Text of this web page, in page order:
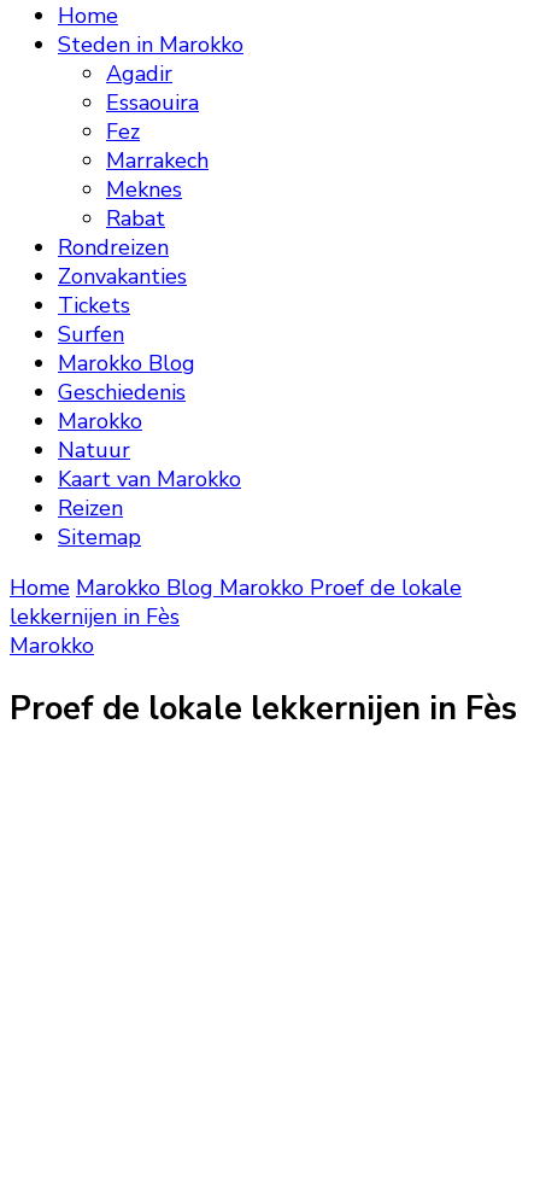
Home
Steden in Marokko
Agadir
Essaouira
Fez
Marrakech
Meknes
Rabat
Rondreizen
Zonvakanties
Tickets
Surfen
Marokko Blog
Geschiedenis
Marokko
Natuur
Kaart van Marokko
Reizen
Sitemap
Home Marokko Blog Marokko Proef de lokale
lekkernijen in Fès
Marokko
Proef de lokale lekkernijen in Fès